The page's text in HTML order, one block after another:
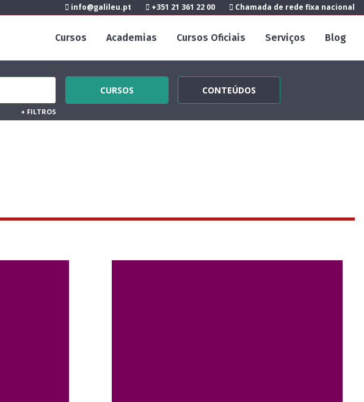
info@galileu.pt +351 21 361 22 00 Chamada de rede fixa nacional
Cursos Academias Cursos Oficiais Serviços Blog
CURSOS CONTEÚDOS
+ FILTROS